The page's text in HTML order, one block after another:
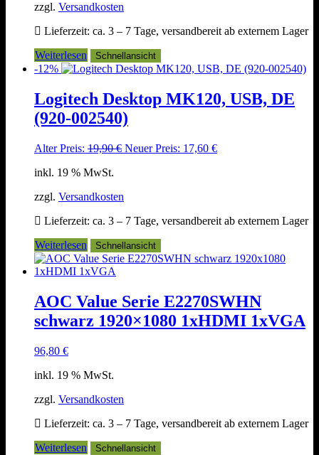
zzgl. Versandkosten
Lieferzeit: ca. 3 – 7 Tage, versandbereit ab externem Lager
Weiterlesen
Schnellansicht
-12%
Logitech Desktop MK120, USB, DE
(920-002540)
Alter Preis: 19,90€ Ursprünglicher
Neuer Preis: 17,60 €Aktueller
inkl. 19 % MwSt.
zzgl. Versandkosten
Lieferzeit: ca. 3 – 7 Tage, versandbereit ab externem Lager
Weiterlesen
Schnellansicht
AOC Value Serie E2270SWHN
schwarz 1920×1080 1xHDMI 1xVGA
96,80 €
inkl. 19 % MwSt.
zzgl. Versandkosten
Lieferzeit: ca. 3 – 7 Tage, versandbereit ab externem Lager
Weiterlesen
Schnellansicht